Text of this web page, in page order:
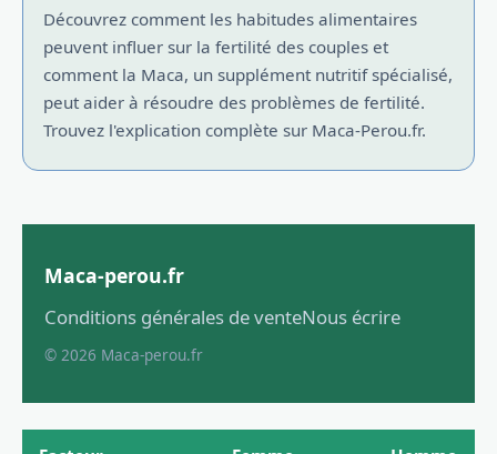
Découvrez comment les habitudes alimentaires
peuvent influer sur la fertilité des couples et
comment la Maca, un supplément nutritif spécialisé,
peut aider à résoudre des problèmes de fertilité.
Trouvez l'explication complète sur Maca-Perou.fr.
Maca-perou.fr
Conditions générales de venteNous écrire
© 2026 Maca-perou.fr